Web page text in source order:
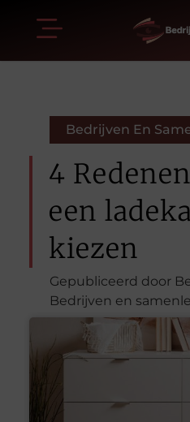
Bedrijven En
4
een
kiezen
Gepubliceerd door
Bedrijven en